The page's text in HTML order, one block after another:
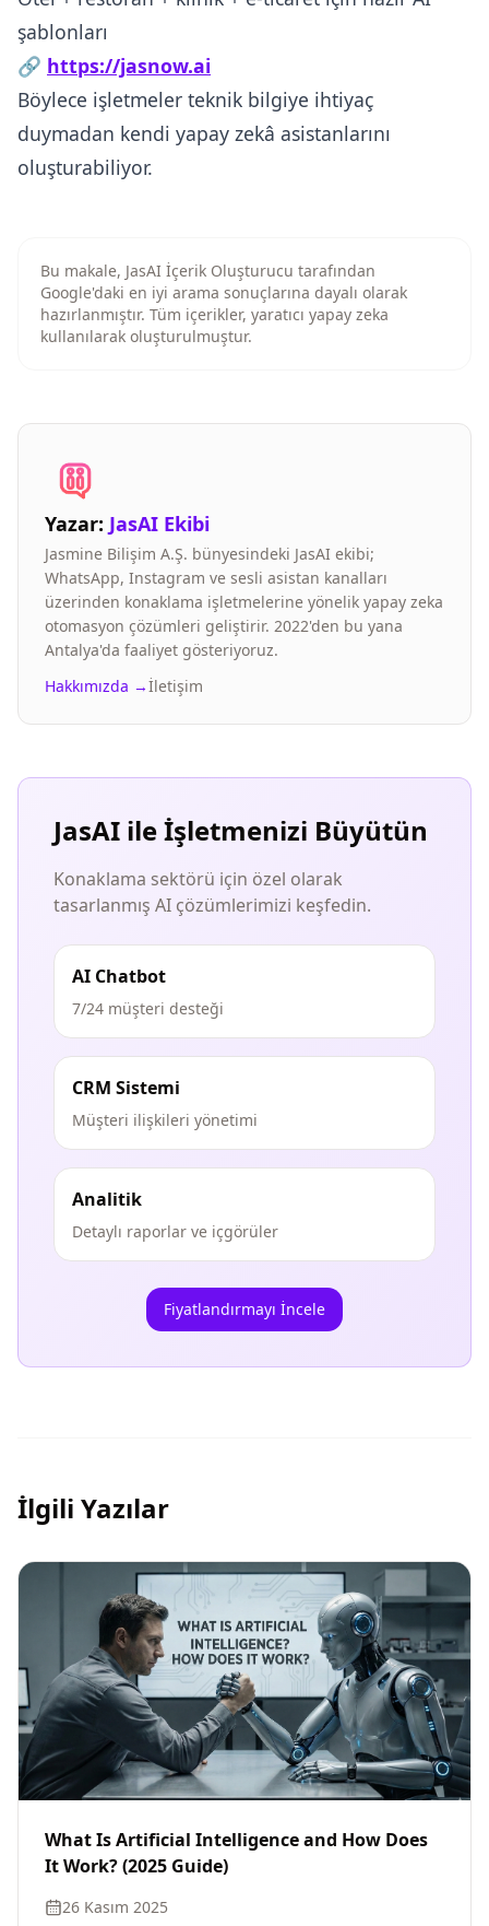
şablonları
🔗 https://jasnow.ai
Böylece işletmeler teknik bilgiye ihtiyaç
duymadan kendi yapay zekâ asistanlarını
oluşturabiliyor.
Bu makale, JasAI İçerik Oluşturucu tarafından
Google'daki en iyi arama sonuçlarına dayalı olarak
hazırlanmıştır. Tüm içerikler, yaratıcı yapay zeka
kullanılarak oluşturulmuştur.
Yazar: JasAI Ekibi
Jasmine Bilişim A.Ş. bünyesindeki JasAI ekibi;
WhatsApp, Instagram ve sesli asistan kanalları
üzerinden konaklama işletmelerine yönelik yapay zeka
otomasyon çözümleri geliştirir. 2022'den bu yana
Antalya'da faaliyet gösteriyoruz.
Hakkımızda →İletişim
JasAI ile İşletmenizi Büyütün
Konaklama sektörü için özel olarak
tasarlanmış AI çözümlerimizi keşfedin.
AI Chatbot
7/24 müşteri desteği
CRM Sistemi
Müşteri ilişkileri yönetimi
Analitik
Detaylı raporlar ve içgörüler
Fiyatlandırmayı İncele
İlgili Yazılar
What Is Artificial Intelligence and How Does
It Work? (2025 Guide)
26 Kasım 2025